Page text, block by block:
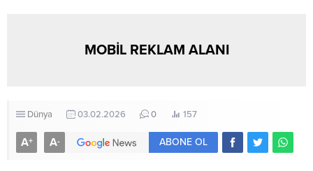
MOBİL REKLAM ALANI
Dünya 03.02.2026 0 157
A+ A- ABONE OL